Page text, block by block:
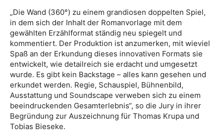
„Die Wand (360°) zu einem grandiosen doppelten Spiel,
in dem sich der Inhalt der Romanvorlage mit dem
gewählten Erzählformat ständig neu spiegelt und
kommentiert. Der Produktion ist anzumerken, mit wieviel
Spaß an der Erkundung dieses innovativen Formats sie
entwickelt, wie detailreich sie erdacht und umgesetzt
wurde. Es gibt kein Backstage – alles kann gesehen und
erkundet werden. Regie, Schauspiel, Bühnenbild,
Ausstattung und Soundscape verweben sich zu einem
beeindruckenden Gesamterlebnis“, so die Jury in ihrer
Begründung zur Auszeichnung für Thomas Krupa und
Tobias Bieseke.